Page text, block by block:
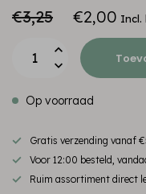
€3,25 €2,00 Incl.
Op voorraad
Gratis verzending vanaf
Voor 12:00 besteld,
Ruim assortiment direct